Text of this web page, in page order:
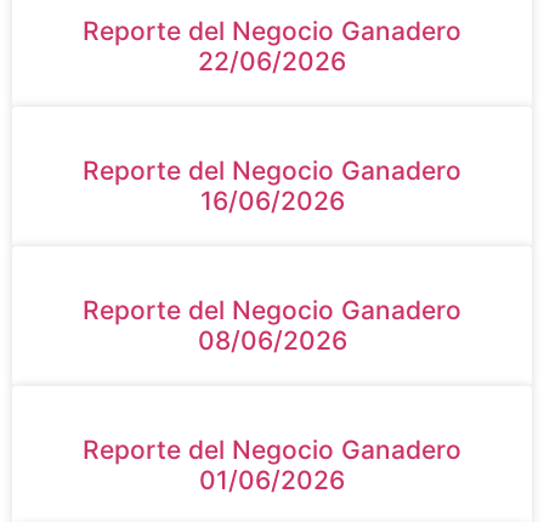
Reporte del Negocio Ganadero
22/06/2026
Reporte del Negocio Ganadero
16/06/2026
Reporte del Negocio Ganadero
08/06/2026
Reporte del Negocio Ganadero
01/06/2026